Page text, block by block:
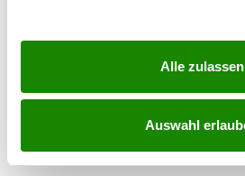
Alle zulassen
Auswahl
Lagebeschreibung